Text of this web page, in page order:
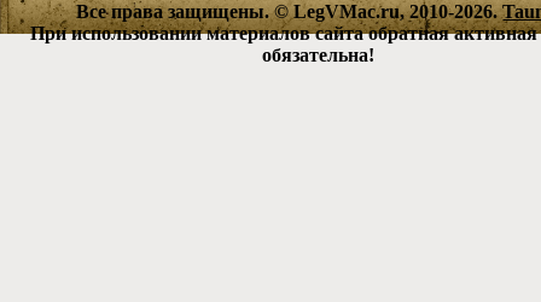
Все права защищены. © LegVMac.ru, 2010-2026.
При использовании материалов сайта обратная
обязательна!